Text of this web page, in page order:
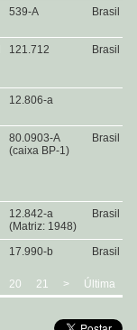
539-A Brasil
121.712 Brasil
12.806-a
80.0903-A
(caixa BP-1)
Brasil
12.842-a
(Matriz: 1948)
Brasil
17.990-b Brasil
20 21 > Última